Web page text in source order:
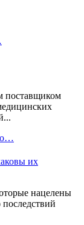
поставщиком
нацелены